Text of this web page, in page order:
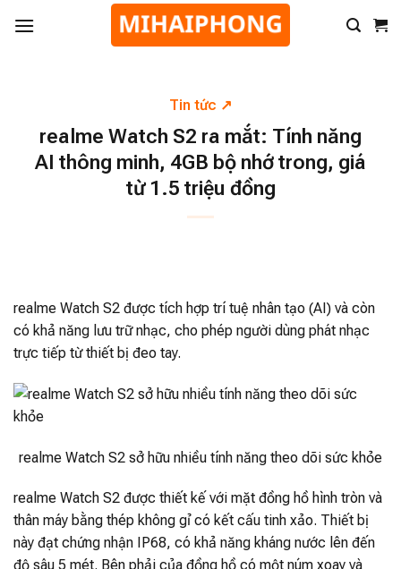
Tin tức
realme Watch S2 ra mắt: Tính năng
AI thông minh, 4GB bộ nhớ trong, giá
từ 1.5 triệu đồng
realme Watch S2 được tích hợp trí tuệ nhân tạo (AI) và còn
có khả năng lưu trữ nhạc, cho phép người dùng phát nhạc
trực tiếp từ thiết bị đeo tay.
realme Watch S2 sở hữu nhiều tính năng theo dõi sức khỏe
realme Watch S2 được thiết kế với mặt đồng hồ hình tròn và
thân máy bằng thép không gỉ có kết cấu tinh xảo. Thiết bị
này đạt chứng nhận IP68, có khả năng kháng nước lên đến
độ sâu 5 mét. Bên phải của đồng hồ có một núm xoay và